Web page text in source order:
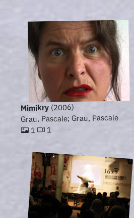
Mimikry(2006)
Grau, Pascale; Grau, Pascale
1 1